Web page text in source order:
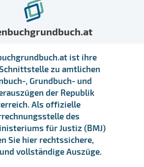
ist ihre
zu amtlichen
, Grundbuch- und
der Republik
Als offizielle
des
für Justiz (BMJ)
Sie hier rechtssichere,
vollständige Auszüge.